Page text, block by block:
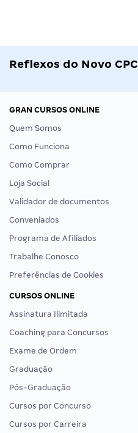
Reflexos do Novo CPC
GRAN CURSOS ONLINE
Quem Somos
Como Funciona
Como Comprar
Loja Social
Validador de documentos
Conveniados
Programa de Afiliados
Trabalhe Conosco
Preferências de Cookies
CURSOS ONLINE
Assinatura Ilimitada
Coaching para Concursos
Exame de Ordem
Graduação
Pós-Graduação
Cursos por Concurso
Cursos por Carreira